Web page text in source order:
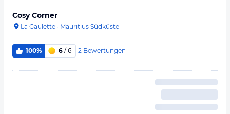
Cosy Corner
La Gaulette · Mauritius Südküste
100% 6 / 6 2 Bewertungen